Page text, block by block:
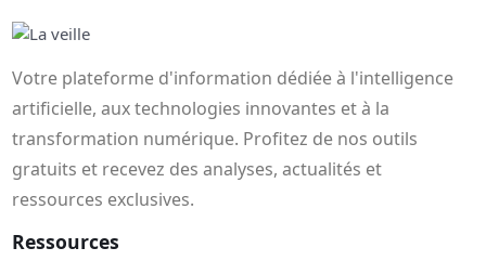
Votre plateforme d'information dédiée à l'intelligence
artificielle, aux technologies innovantes et à la
transformation numérique. Profitez de nos outils
gratuits et recevez des analyses, actualités et
ressources exclusives.
Ressources